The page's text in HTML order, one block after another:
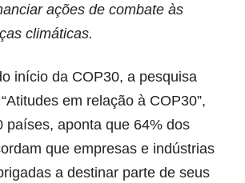
ações de combate às
climáticas.
início da COP30, a pesquisa
Atitudes em relação à COP30”,
países, aponta que 64% dos
que empresas e indústrias
a destinar parte de seus